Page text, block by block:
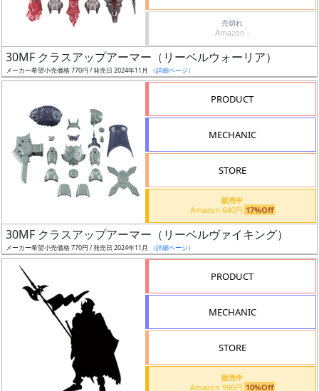
況
売
開
抽
選
売切れ
Amazon -
30MF クラスアップアーマー（リーベルウォーリア）
メーカー希望小売価格 770円 / 発売日 2024年11月 （詳細ページ）
PRODUCT
MECHANIC
STORE
販売中
Amazon 640円 17%Off
30MF クラスアップアーマー（リーベルヴァイキング）
メーカー希望小売価格 770円 / 発売日 2024年11月 （詳細ページ）
PRODUCT
MECHANIC
STORE
販売中
Amazon 990円 10%Off